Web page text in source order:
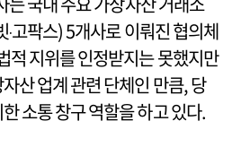
‧고팍스) 5개사로 이뤄진 협의체
적 지위를 인정받지는 못했지만
산 업계 관련 단체인 만큼, 당
소통 창구 역할을 하고 있다.